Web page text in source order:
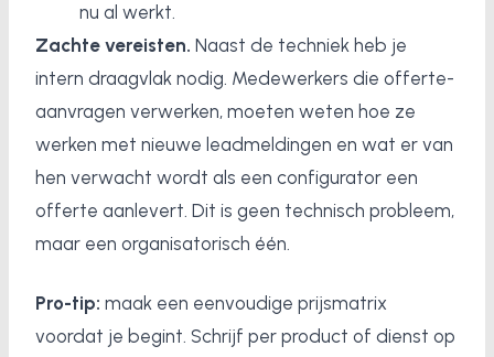
nu al werkt.
Zachte vereisten. Naast de techniek heb je
intern draagvlak nodig. Medewerkers die offerte-
aanvragen verwerken, moeten weten hoe ze
werken met nieuwe leadmeldingen en wat er van
hen verwacht wordt als een configurator een
offerte aanlevert. Dit is geen technisch probleem,
maar een organisatorisch één.
Pro-tip: maak een eenvoudige prijsmatrix
voordat je begint. Schrijf per product of dienst op